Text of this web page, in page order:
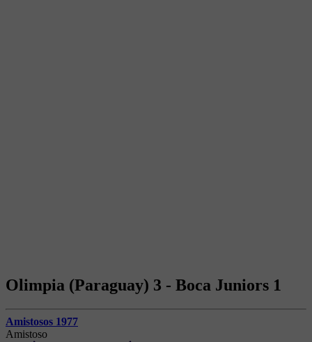
Olimpia (Paraguay) 3 - Boca Juniors 1
Amistosos 1977
Amistoso